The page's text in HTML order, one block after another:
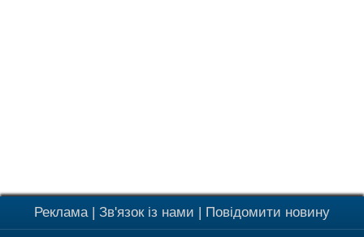
Реклама | Зв'язок із нами | Повідомити новину